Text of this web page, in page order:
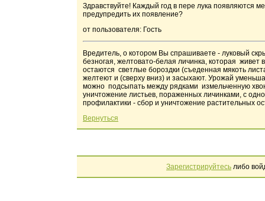
Здравствуйте! Каждый год в пере лука появляются
предупредить их появление?
от пользователя: Гость
Вредитель, о котором Вы спрашиваете - луковый
безногая, желтовато-белая личинка, которая живет
остаются светлые бороздки (съеденная мякоть
желтеют и (сверху вниз) и засыхают. Урожай
можно подсыпать между рядками измельченную
уничтожение листьев, пораженных личинками, с
профилактики - сбор и уничтожение растительных
Вернуться
Зарегистрируйтесь либо